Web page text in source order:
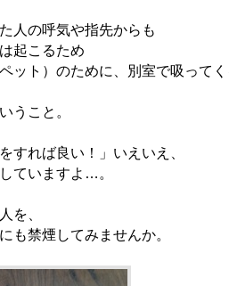
人の呼気や指先からも
起こるため
ット）のために、別室で吸って
うこと。
すれば良い！」いえいえ、
ていますよ…。
を、
も禁煙してみませんか。